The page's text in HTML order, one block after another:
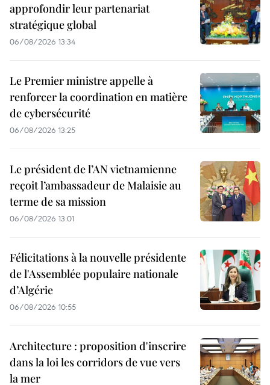
approfondir leur partenariat
stratégique global
06/08/2026 13:34
Le Premier ministre appelle à
renforcer la coordination en matière
de cybersécurité
06/08/2026 13:25
Le président de l’AN vietnamienne
reçoit l’ambassadeur de Malaisie au
terme de sa mission
06/08/2026 13:01
Félicitations à la nouvelle présidente
de l'Assemblée populaire nationale
d’Algérie
06/08/2026 10:55
Architecture : proposition d'inscrire
dans la loi les corridors de vue vers
la mer